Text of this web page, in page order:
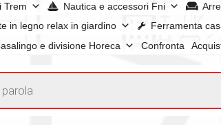
Trem Nautica e accessori Fni
in legno relax in giardino
Ferramenta
e divisione Horeca Confronta
ConfrontaConfrontaI nostri negozi
WishlistCheckoutIl mio account